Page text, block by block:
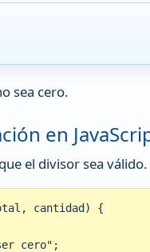
sea cero.
en
el divisor sea válido.
cantidad) {
cero";